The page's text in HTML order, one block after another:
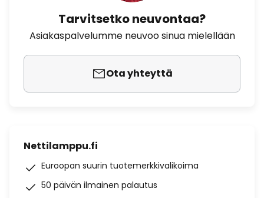
Tarvitsetko neuvontaa?
Asiakaspalvelumme neuvoo sinua mielellään
Ota yhteyttä
Nettilamppu.fi
Euroopan suurin tuotemerkkivalikoima
50 päivän ilmainen palautus